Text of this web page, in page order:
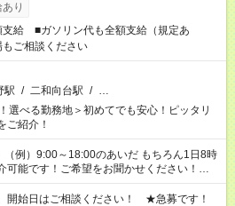
り
支給 ■ガソリン代も全額支給（規定あ
ご相談ください
駅 / 二和向台駅 / …
選べる勤務地＞初めてでも安心！ピッタリ
ご紹介！
例）9:00～18:00のあいだ もちろん1日8時
可能です！ご希望をお聞かせください！★家
必要な場合も遠慮なくご相談ください。 ※
勤務が必要です
開始日はご相談ください！ ★急募です！